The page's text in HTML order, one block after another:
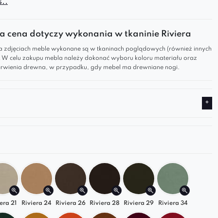
czydodanie tasiemkipineskowej, każdy
mebel o dopasowanym do swych preferencji,
wyglądzie.
o wszechstronnym zastosowaniu
wypełnienie
solidna konstrukcja i elegancki design
czy poczekalni.
model ten posiada gładkie siedzisko.
cena dotyczy wykonania w tkaninie Riviera
zdjęciach meble wykonane są w tkaninach poglądowych (również innych
W celu zakupu mebla należy dokonać wyboru koloru materiału oraz
drewna, w przypadku, gdy mebel ma drewniane nogi.
21 Riviera 24 Riviera 26 Riviera 28 Riviera 29 Riviera 34